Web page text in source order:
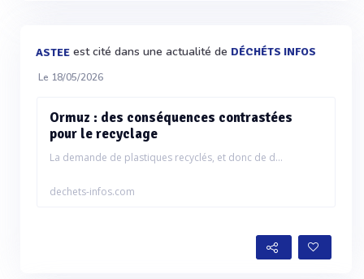
ASTEE est cité dans une actualité de DÉCHÉTS INFOS
Le 18/05/2026
Ormuz : des conséquences contrastées
pour le recyclage
La demande de plastiques recyclés, et donc de d...
dechets-infos.com